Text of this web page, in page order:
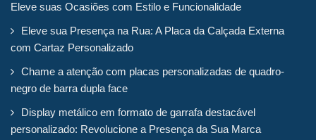
Eleve suas Ocasiões com Estilo e Funcionalidade
Eleve sua Presença na Rua: A Placa da Calçada Externa
com Cartaz Personalizado
Chame a atenção com placas personalizadas de quadro-
negro de barra dupla face
Display metálico em formato de garrafa destacável
personalizado: Revolucione a Presença da Sua Marca